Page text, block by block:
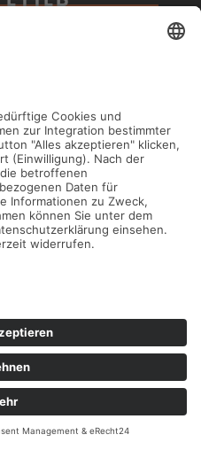
beachte unsereHinweise zum Datenschutz
US